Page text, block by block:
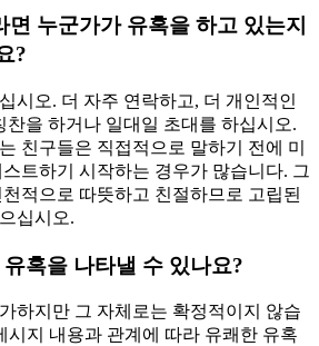
면 누군가가 유혹을 하고 있는지
?
시오. 더 자주 연락하고, 더 개인적인
찬을 하거나 일대일 초대를 하십시오.
친구들은 직접적으로 말하기 전에 미
트하기 시작하는 경우가 많습니다. 그
적으로 따뜻하고 친절하므로 고립된
십시오.
혹을 나타낼 수 있나요?
하지만 그 자체로는 확정적이지 않습
시지 내용과 관계에 따라 유쾌한 유혹